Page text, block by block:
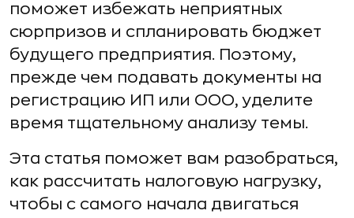
поможет избежать неприятных
сюрпризов и спланировать бюджет
будущего предприятия. Поэтому,
прежде чем подавать документы на
регистрацию ИП или ООО, уделите
время тщательному анализу темы.
Эта статья поможет вам разобраться,
как рассчитать налоговую нагрузку,
чтобы с самого начала двигаться